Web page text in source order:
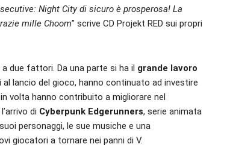
Night City di sicuro è prosperosa! La
mille Choom” scrive CD Projekt RED sui propri
due fattori. Da una parte si ha il grande lavoro
lancio del gioco, hanno continuato ad investire
volta hanno contribuito a migliorare nel
di Cyberpunk Edgerunners, serie animata
personaggi, le sue musiche e una
giocatori a tornare nei panni di V.